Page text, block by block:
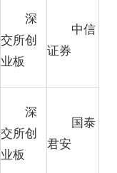
深
交所创
业板
中信
证券
深
交所创
业板
国泰
君安